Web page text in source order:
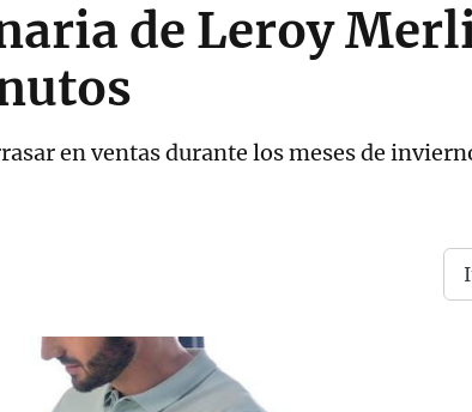
de Leroy
en ventas durante los meses de